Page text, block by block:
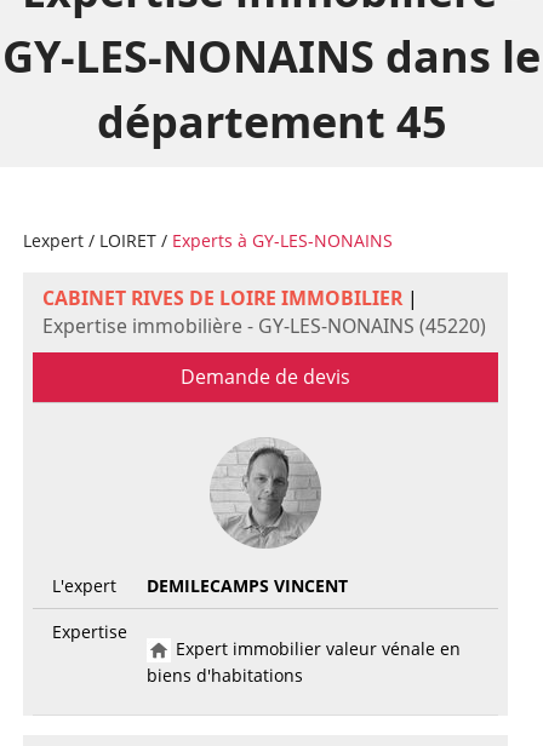
GY-LES-NONAINS dans le
département 45
Lexpert/ LOIRET/ Experts à GY-LES-NONAINS
CABINET RIVES DE LOIRE IMMOBILIER|
Expertise immobilière - GY-LES-NONAINS (45220)
Demande de devis
L'expert
DEMILECAMPS VINCENT
Expertise
Expert immobilier valeur vénale en
biens d'habitations